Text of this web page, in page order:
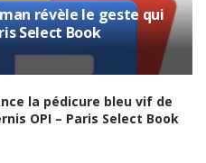
révèle le geste qui
Select Book
la pédicure bleu vif de
OPI – Paris Select Book